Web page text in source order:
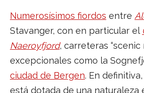
Numerosísimos fiordos entre
Stavanger, con en particular el
Naeroyfjord, carreteras “scenic
excepcionales como la
ciudad de Bergen. En
está dotada de una naturaleza